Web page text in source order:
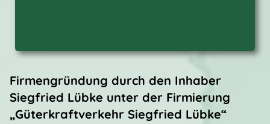
Firmengründung durch den Inhaber
Siegfried Lübke unter der Firmierung
„Güterkraftverkehr Siegfried Lübke“